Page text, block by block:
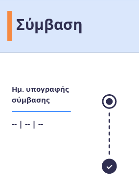
Σύμβαση
Ημ. υπογραφής
σύμβασης
-- | -- | --